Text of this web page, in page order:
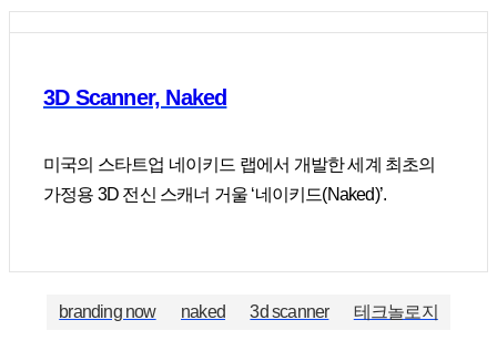
3D Scanner, Naked
미국의 스타트업 네이키드 랩에서 개발한 세계 최초의
가정용 3D 전신 스캐너 거울 ‘네이키드(Naked)’.
branding now naked 3d scanner 테크놀로지